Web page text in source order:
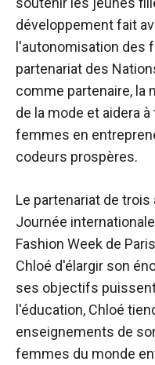
développement fait
l'autonomisation des
partenariat des
comme partenaire, la
de la mode et aidera
femmes en
codeurs prospères.
Le partenariat de
Journée
Fashion Week de
Chloé d'élargir son
ses objectifs
l'éducation, Chloé
enseignements de
femmes du monde